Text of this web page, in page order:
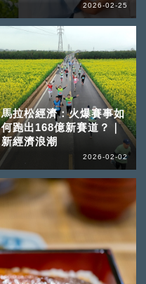
2026-02-25
馬拉松經濟：火爆賽事如
何跑出168億新賽道？｜
新經濟浪潮
2026-02-02